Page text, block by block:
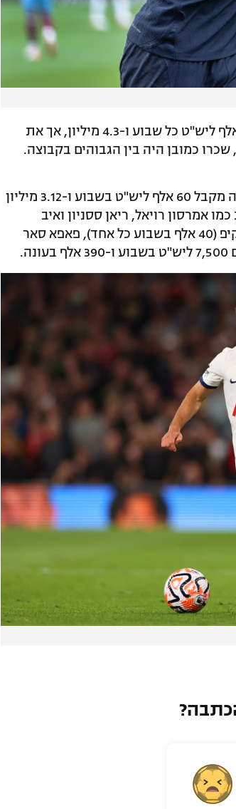
המצטרף הטרי טימו ורנר יכניס לחשבון הבנק שלו 164 אלף ליש"ט כל שבוע ו-4.3 מיליון, אך את
כמובן היה בין הגבוהים בקבוצה.
ומה באשר למנור סולומון? הישראלי שמתאושש מפציעה מקבל 60 אלף ליש"ט בשבוע ו-3.12 מיליון
אמרסון רויאל, ריאן ססניון ואיב
ביסומה (55 אלף בשבוע כל אחד), בריאן חיל ואוליבר סקיפ (40 אלף בשבוע כל אחד), פאפא סאר